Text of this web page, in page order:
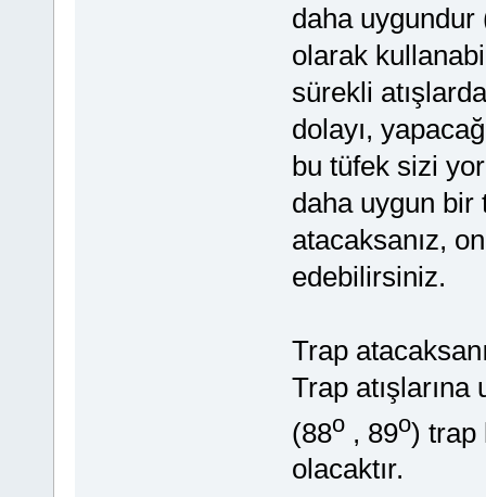
daha uygundur
olarak
sürekli
dolayı,
bu tüfek sizi
daha uygun
atacaksanız,
edebilirsiniz.
Trap
Trap atışlarına
(88o, 89o) trap
olacaktır.